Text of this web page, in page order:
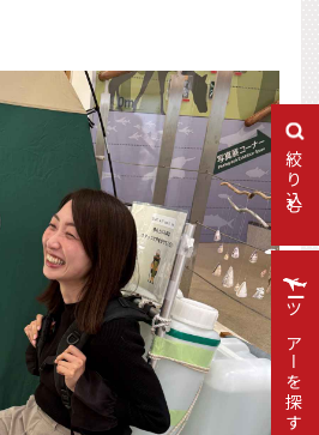
絞り込む
ツアーを探す